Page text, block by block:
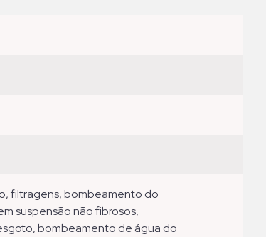
suspensão não fibrosos,
bombeamento de água do